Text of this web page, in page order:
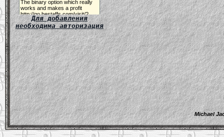
Для добавления
необходима авторизация
Michael